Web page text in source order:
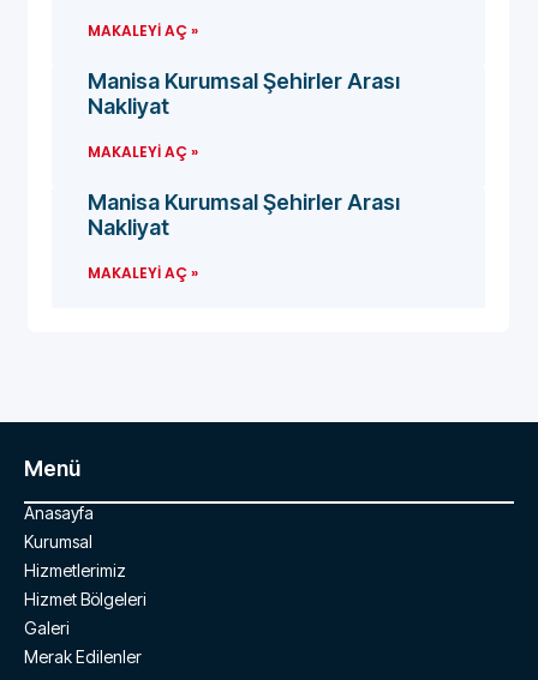
MAKALEYI AÇ »
Manisa Kurumsal Şehirler Arası
Nakliyat
MAKALEYI AÇ »
Manisa Kurumsal Şehirler Arası
Nakliyat
MAKALEYI AÇ »
Menü
Anasayfa
Kurumsal
Hizmetlerimiz
Hizmet Bölgeleri
Galeri
Merak Edilenler